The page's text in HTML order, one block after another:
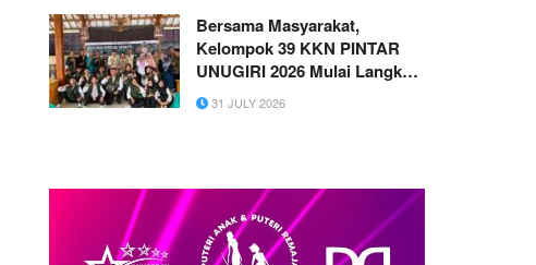
Bersama Masyarakat,
Kelompok 39 KKN PINTAR
UNUGIRI 2026 Mulai Langkah
Pengabdian di Margomulyo
31 JULY 2026